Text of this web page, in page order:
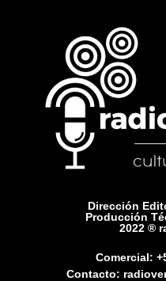
Dirección
Producción
2022 ®
Comercial:
Contacto: